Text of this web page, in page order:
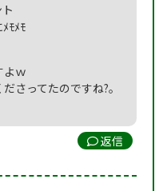
ﾓﾒﾓ
よｗ
さってたのですね?。
返信